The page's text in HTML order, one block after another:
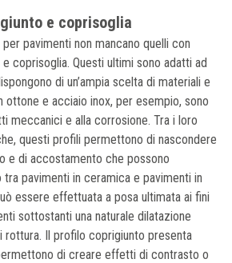
e coprisoglia
pavimenti non mancano quelli con
coprisoglia. Questi ultimi sono adatti ad
di un’ampia scelta di materiali e
ottone e acciaio inox, per esempio, sono
meccanici e alla corrosione. Tra i loro
questi profili permettono di nascondere
e di accostamento che possono
pavimenti in ceramica e pavimenti in
essere effettuata a posa ultimata ai fini
sottostanti una naturale dilatazione
rottura. Il profilo coprigiunto presenta
di creare effetti di contrasto o